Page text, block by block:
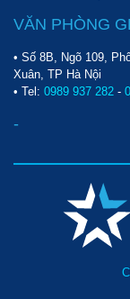
VĂN PHÒNG
• Số 8B, Ngõ 109,
Xuân, TP Hà Nội
• Tel: 0989 937 282 -
-